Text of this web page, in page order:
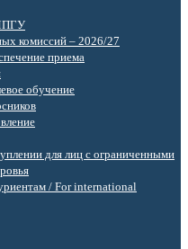
комиссий – 2026/27
приема
обучение
для лиц с ограниченными
/ For international